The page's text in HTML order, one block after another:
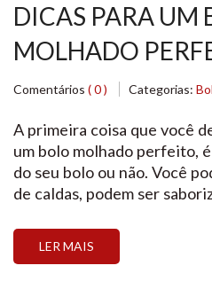
DICAS PARA UM
MOLHADO
Comentários ( 0 ) Categorias:
A primeira coisa que você
um bolo molhado perfeito,
do seu bolo ou não. Você
de caldas, podem ser
LER MAIS